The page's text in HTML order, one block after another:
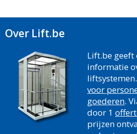
Over Lift.be
Lift.be
informatie
voor
goederen.
door 1
prijzen